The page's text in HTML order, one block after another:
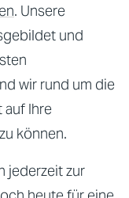
. Unsere
und
wir rund um die
auf Ihre
können.
jederzeit zur